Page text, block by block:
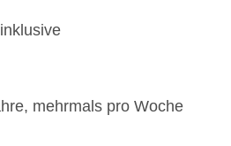
mehrmals pro Woche